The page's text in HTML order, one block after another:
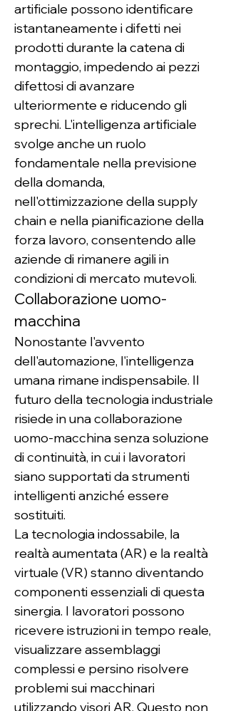
artificiale possono identificare
istantaneamente i difetti nei
prodotti durante la catena di
montaggio, impedendo ai pezzi
difettosi di avanzare
ulteriormente e riducendo gli
sprechi. L'intelligenza artificiale
svolge anche un ruolo
fondamentale nella previsione
della domanda,
nell'ottimizzazione della supply
chain e nella pianificazione della
forza lavoro, consentendo alle
aziende di rimanere agili in
condizioni di mercato mutevoli.
Collaborazione uomo-
macchina
Nonostante l'avvento
dell'automazione, l'intelligenza
umana rimane indispensabile. Il
futuro della tecnologia industriale
risiede in una collaborazione
uomo-macchina senza soluzione
di continuità, in cui i lavoratori
siano supportati da strumenti
intelligenti anziché essere
sostituiti.
La tecnologia indossabile, la
realtà aumentata (AR) e la realtà
virtuale (VR) stanno diventando
componenti essenziali di questa
sinergia. I lavoratori possono
ricevere istruzioni in tempo reale,
visualizzare assemblaggi
complessi e persino risolvere
problemi sui macchinari
utilizzando visori AR. Questo non